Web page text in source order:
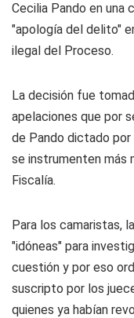
Cecilia Pando en una
"apología del delito"
ilegal del Proceso.
La decisión fue
apelaciones que por
de Pando dictado por
se instrumenten más
Fiscalía.
Para los camaristas,
"idóneas" para
cuestión y por eso
suscripto por los
quienes ya habían